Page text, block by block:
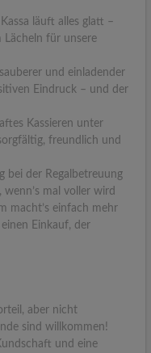
läuft alles glatt –
Lächeln für unsere
und einladender
Eindruck – und der
Kassieren unter
freundlich und
bei der Regalbetreuung
mal voller wird
macht’s einfach mehr
Einkauf, der
aber nicht
sind willkommen!
und eine